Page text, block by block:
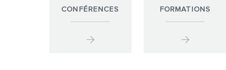
CONFÉRENCES FORMATIONS